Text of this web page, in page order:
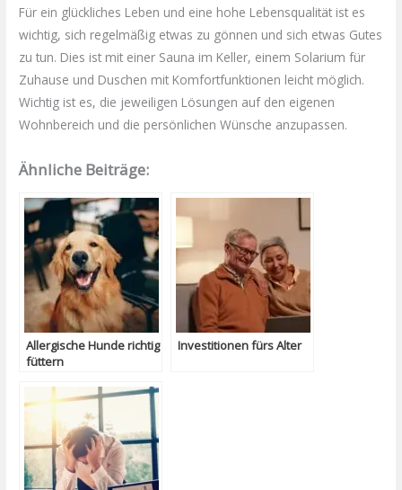
Für ein glückliches Leben und eine hohe Lebensqualität ist es
wichtig, sich regelmäßig etwas zu gönnen und sich etwas Gutes
zu tun. Dies ist mit einer Sauna im Keller, einem Solarium für
Zuhause und Duschen mit Komfortfunktionen leicht möglich.
Wichtig ist es, die jeweiligen Lösungen auf den eigenen
Wohnbereich und die persönlichen Wünsche anzupassen.
Ähnliche Beiträge:
Allergische Hunde richtig
füttern
Investitionen fürs Alter